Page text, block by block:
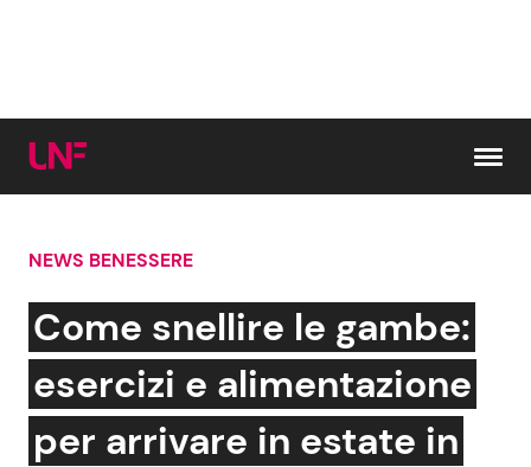
Cerca:
News e Cronaca
Attualità Italiana
Gossip e TV
Bellezze VIP
NEWS BENESSERE
Come snellire le gambe:
esercizi e alimentazione
per arrivare in estate in